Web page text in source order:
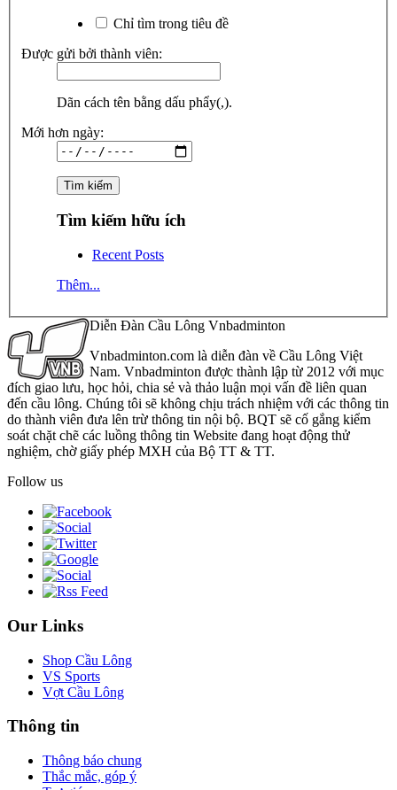
Chỉ tìm trong tiêu đề
Được gửi bởi thành viên:
Dãn cách tên bằng dấu phẩy(,).
Mới hơn ngày:
Tìm kiếm hữu ích
Recent Posts
Thêm...
Diễn Đàn Cầu Lông Vnbadminton
Vnbadminton.com là diễn đàn về Cầu Lông Việt
Nam. Vnbadminton được thành lập từ 2012 với mục
đích giao lưu, học hỏi, chia sẻ và thảo luận mọi vấn đề liên quan
đến cầu lông. Chúng tôi sẽ không chịu trách nhiệm với các thông tin
do thành viên đưa lên trừ thông tin nội bộ. BQT sẽ cố gắng kiểm
soát chặt chẽ các luồng thông tin Website đang hoạt động thử
nghiệm, chờ giấy phép MXH của Bộ TT & TT.
Follow us
Our Links
Shop Cầu Lông
VS Sports
Vợt Cầu Lông
Thông tin
Thông báo chung
Thắc mắc, góp ý